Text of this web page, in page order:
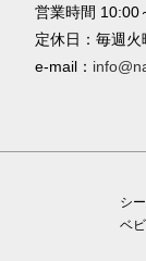
営業時間 10:00
定休日：毎週火
e-mail：
シ
ベ